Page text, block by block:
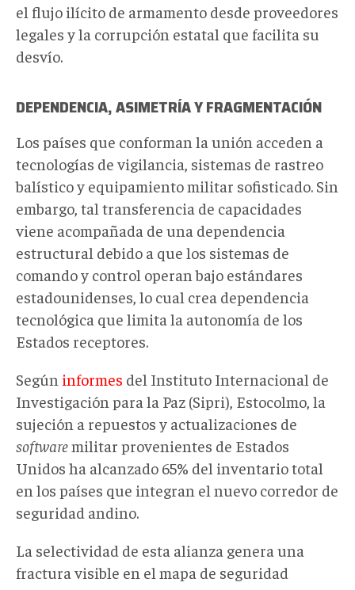
el flujo ilícito de armamento desde proveedores
legales y la corrupción estatal que facilita su
desvío.
DEPENDENCIA, ASIMETRÍA Y FRAGMENTACIÓN
Los países que conforman la unión acceden a
tecnologías de vigilancia, sistemas de rastreo
balístico y equipamiento militar sofisticado. Sin
embargo, tal transferencia de capacidades
viene acompañada de una dependencia
estructural debido a que los sistemas de
comando y control operan bajo estándares
estadounidenses, lo cual crea dependencia
tecnológica que limita la autonomía de los
Estados receptores.
Según informes del Instituto Internacional de
Investigación para la Paz (Sipri), Estocolmo, la
sujeción a repuestos y actualizaciones de
softwaremilitar provenientes de Estados
Unidos ha alcanzado 65% del inventario total
en los países que integran el nuevo corredor de
seguridad andino.
La selectividad de esta alianza genera una
fractura visible en el mapa de seguridad